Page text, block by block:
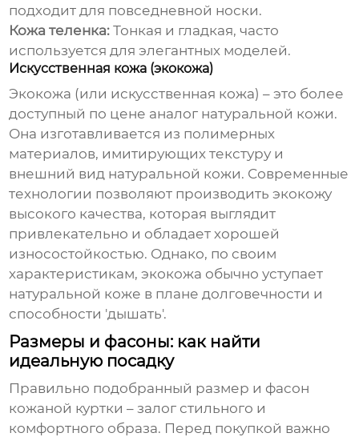
подходит для повседневной носки.
Кожа теленка: Тонкая и гладкая, часто
используется для элегантных моделей.
Искусственная кожа (экокожа)
Экокожа (или искусственная кожа) – это более
доступный по цене аналог натуральной кожи.
Она изготавливается из полимерных
материалов, имитирующих текстуру и
внешний вид натуральной кожи. Современные
технологии позволяют производить экокожу
высокого качества, которая выглядит
привлекательно и обладает хорошей
износостойкостью. Однако, по своим
характеристикам, экокожа обычно уступает
натуральной коже в плане долговечности и
способности 'дышать'.
Размеры и фасоны: как найти
идеальную посадку
Правильно подобранный размер и фасон
кожаной куртки – залог стильного и
комфортного образа. Перед покупкой важно